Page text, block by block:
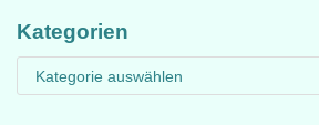
Kategorien